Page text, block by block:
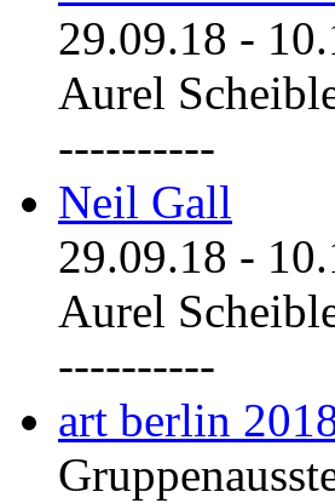
29.09.18 -
Aurel
----------
Neil Gall
29.09.18 -
Aurel
----------
art berlin